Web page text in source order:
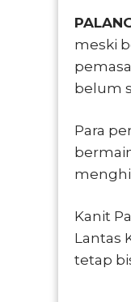
meski
belum
Para
Kanit
Lantas
tetap